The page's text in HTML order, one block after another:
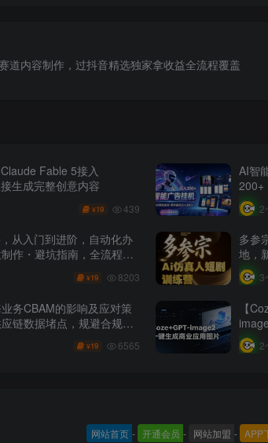
道内容制作，过抖音精选独家拿收益全流程覆盖
Fable 5接入
生成完整创意内容
¥19 439
AI智
200+
【揭
2
从入门到进阶，自动化办
作・避坑指南，全流程教
¥19 8203
多参
地，
3
务CBAM的影响及应对策
链数据堵点，规避合规风
¥19 6565
【
学
2
网站首页 - 开通会员 - 网站加盟 - APP